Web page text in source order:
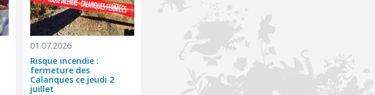
01.07.2026
Risque incendie :
fermeture des
Calanques ce jeudi 2
juillet